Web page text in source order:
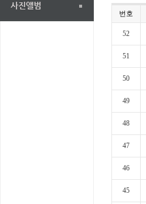
번호
52
51
50
49
48
47
46
45